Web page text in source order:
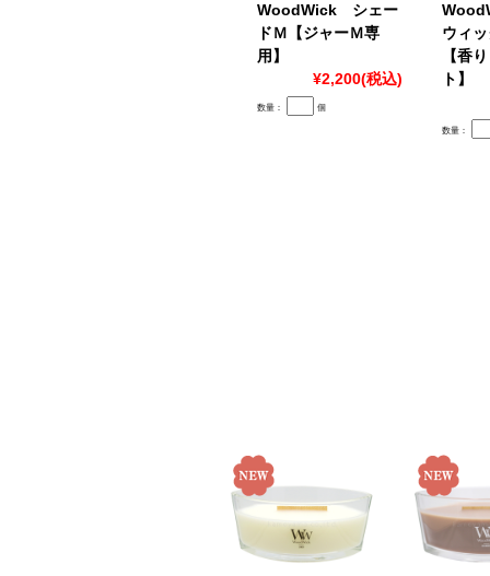
WoodWick シェー
ドＭ【ジャーＭ専
用】
¥2,200(税込)
数量： 個
ウィ
【香
ト】
数量：